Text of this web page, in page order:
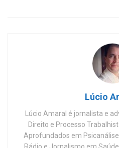
Lúcio
Lúcio Amaral é jornalista e
Direito e Processo
Aprofundados em
Rádio e Jornalismo em